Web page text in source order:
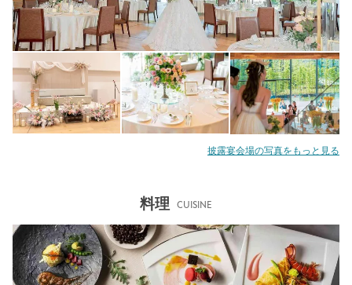
披露宴会場の写真をもっと見る
料理 CUISINE